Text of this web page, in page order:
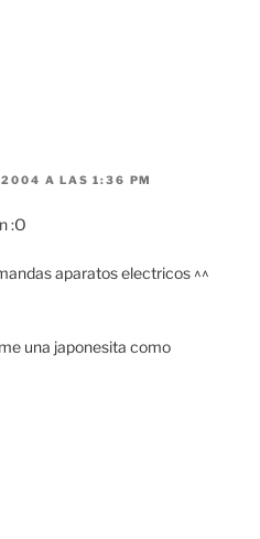
A LAS 1:36 PM
:O
aparatos electricos ^^
una japonesita como